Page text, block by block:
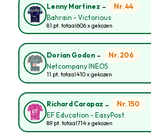
Lenny Martinez - Nr. 44
Bahrain - Victorious
81 pt. totaal606 x gekozen
Dorian Godon - Nr. 206
Netcompany INEOS
11 pt. totaal410 x gekozen
Richard Carapaz - Nr. 150
EF Education - EasyPost
89 pt. totaal714 x gekozen